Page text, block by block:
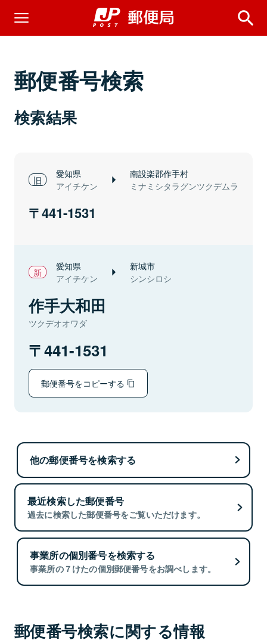
郵便番号検索
検索結果
愛知県
アイチケン
南設楽郡作手村
ミナミシタラグンツクデムラ
441-1531
愛知県
アイチケン
新城市
シンシロシ
作手大和田
ツクデオオワダ
441-1531
郵便番号をコピーする
他の郵便番号を検索する
最近検索した郵便番号
過去に検索した郵便番号をご覧いただけます。
事業所の個別番号を検索する
事業所の７けたの個別郵便番号をお調べします。
郵便番号検索に関する情報